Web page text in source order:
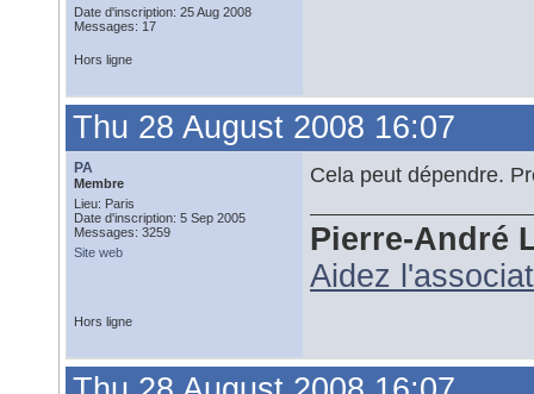
Date d'inscription: 25 Aug 2008
Messages: 17
Hors ligne
Thu 28 August 2008 16:07
PA
Membre
Lieu: Paris
Date d'inscription: 5 Sep 2005
Messages: 3259
Site web
Cela peut dépendre.
Pierre-André
Aidez
Hors ligne